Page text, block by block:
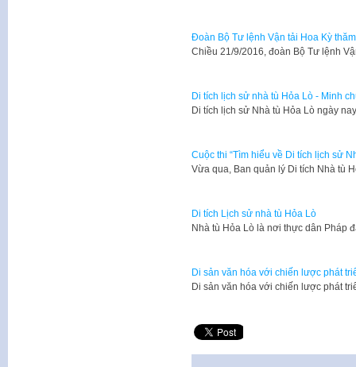
Đoàn Bộ Tư lệnh Vận tải Hoa Kỳ
Chiều 21/9/2016, đoàn Bộ Tư lệnh
Di tích lịch sử nhà tù Hỏa Lò - Minh
Di tích lịch sử Nhà tù Hỏa Lò ngày
Cuộc thi “Tìm hiểu về Di tích lịch sử
Vừa qua, Ban quản lý Di tích Nhà tù
Di tích Lịch sử nhà tù Hỏa Lò
Nhà tù Hỏa Lò là nơi thực dân Pháp
Di sản văn hóa với chiến lược phát
Di sản văn hóa với chiến lược phát